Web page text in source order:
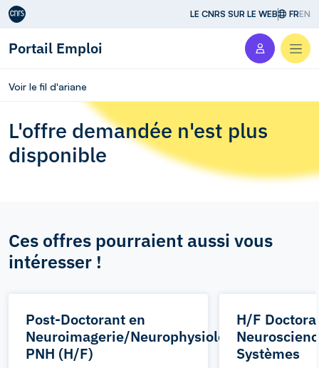
Aller au contenu LE CNRS SUR LE WEB FREN
Portail Emploi
Voir le fil d'ariane
L'offre demandée n'est plus
disponible
Ces offres pourraient aussi vous
intéresser !
Post-Doctorant en
Neuroimagerie/Neurophysiologie
PNH (H/F)
H/F
Systèmes